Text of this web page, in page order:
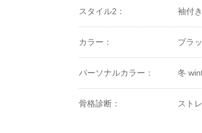
スタイル2： 袖付き
カラー： ブラ
パーソナルカラー： 冬
骨格診断： スト